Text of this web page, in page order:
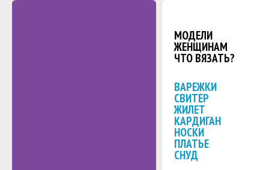
МОДЕЛИ
ЖЕНЩИНАМ
ЧТО ВЯЗАТЬ?
ВАРЕЖКИ
СВИТЕР
ЖИЛЕТ
КАРДИГАН
НОСКИ
ПЛАТЬЕ
СНУД